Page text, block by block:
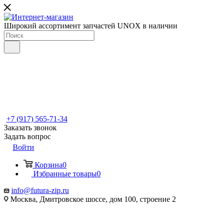
Широкий ассортимент запчастей UNOX в наличии
+7 (917) 565-71-34
Заказать звонок
Задать вопрос
Войти
Корзина0
Избранные товары0
info@futura-zip.ru
Москва, Дмитровское шоссе, дом 100, строение 2